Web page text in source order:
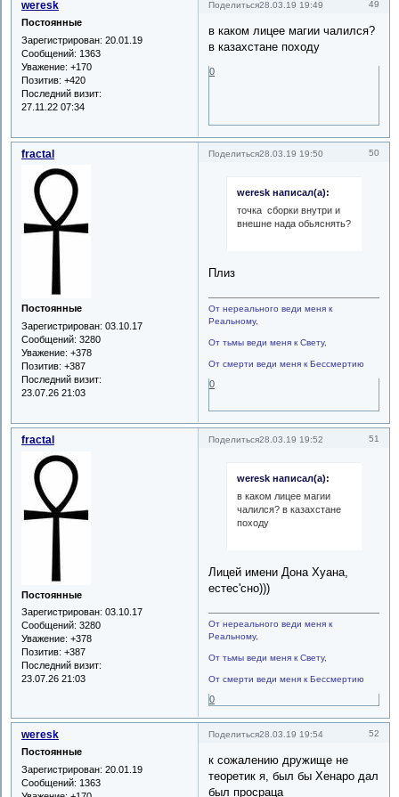
Поделиться 49
28.03.19 19:49
weresk
Постоянные
Зарегистрирован: 20.01.19
Сообщений: 1363
Уважение: +170
Позитив: +420
Последний визит:
27.11.22 07:34
в каком лицее магии чалился?
в казахстане походу
0
Поделиться 50
28.03.19 19:50
fractal
Постоянные
Зарегистрирован: 03.10.17
Сообщений: 3280
Уважение: +378
Позитив: +387
Последний визит:
23.07.26 21:03
weresk написал(а):
точка сборки внутри и
внешне нада обьяснять?
Плиз
От нереального веди меня к
Реальному,
От тьмы веди меня к Свету,
От смерти веди меня к Бессмертию
0
Поделиться 51
28.03.19 19:52
fractal
Постоянные
Зарегистрирован: 03.10.17
Сообщений: 3280
Уважение: +378
Позитив: +387
Последний визит:
23.07.26 21:03
weresk написал(а):
в каком лицее магии
чалился? в казахстане
походу
Лицей имени Дона Хуана,
естес'сно)))
От нереального веди меня к
Реальному,
От тьмы веди меня к Свету,
От смерти веди меня к Бессмертию
0
Поделиться 52
28.03.19 19:54
weresk
Постоянные
Зарегистрирован: 20.01.19
Сообщений: 1363
к сожалению дружище не
теоретик я, был бы Хенаро дал
был просраца